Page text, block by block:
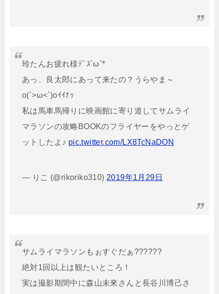
玲たんお疲れ様ﾃﾞｽ´ω`*
あっ、良太郎にあって来たの？うらやま～
o(´>ω<`)oｲｲﾅｯ
私は馬車馬帰りに映画館に寄り道してサムライ
マラソンの攻略BOOKのフライヤーをやっとゲ
ットしたよ♪ pic.twitter.com/LX8TcNaDON
— りこ (@rikoriko310) 2019年1月29日
サムライマラソンもぉすぐだぁ??????
絶対1回以上は観たいところ！
実は撮影期間中に森山未來さんと長谷川博己さ